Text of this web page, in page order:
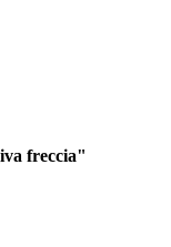
freccia"